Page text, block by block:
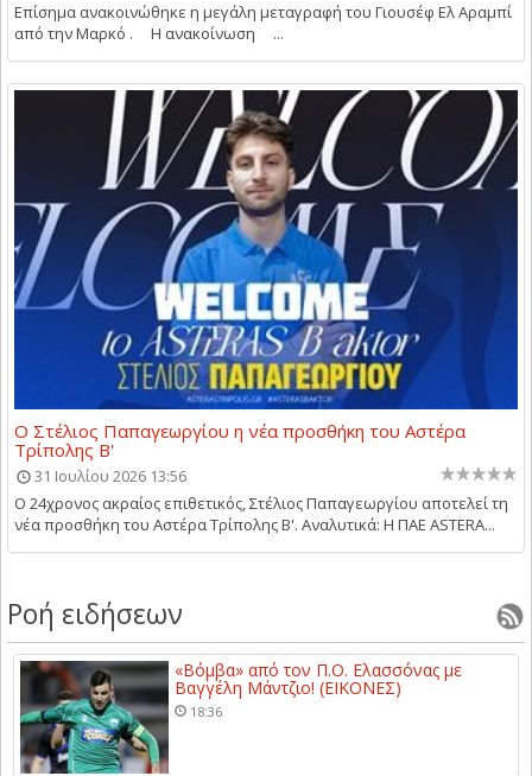
Επίσημα ανακοινώθηκε η μεγάλη μεταγραφή του Γιουσέφ Ελ Αραμπί
από την Μαρκό . Η ανακοίνωση ...
Ο Στέλιος Παπαγεωργίου η νέα προσθήκη του Αστέρα
Τρίπολης Β'
31 Ιουλίου 2026 13:56
Ο 24χρονος ακραίος επιθετικός, Στέλιος Παπαγεωργίου αποτελεί τη
νέα προσθήκη του Αστέρα Τρίπολης Β'. Αναλυτικά: Η ΠΑΕ ASTERA...
Ροή ειδήσεων
«Βόμβα» από τον Π.Ο. Ελασσόνας με
Βαγγέλη Μάντζιο! (ΕΙΚΟΝΕΣ)
18:36